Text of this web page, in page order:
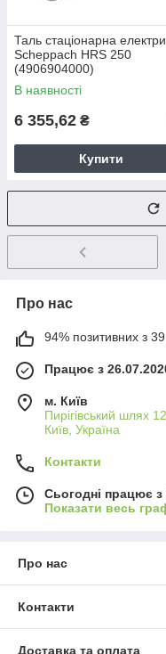
Таль стаціонарна
Scheppach HRS 250
(4906904000)
В наявності
6 355,62 ₴
Купити
Про нас
94% позитивних з 39
Працює з
м. Київ
Пирігівський шлях
Київ, Україна
Контакти
Сьогодні працює
Показати весь
Про нас
Контакти
Доставка та оплата